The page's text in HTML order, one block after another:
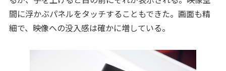
間に浮かぶパネルをタッチすることもできた。画面も精
細で、映像への没入感は確かに増している。